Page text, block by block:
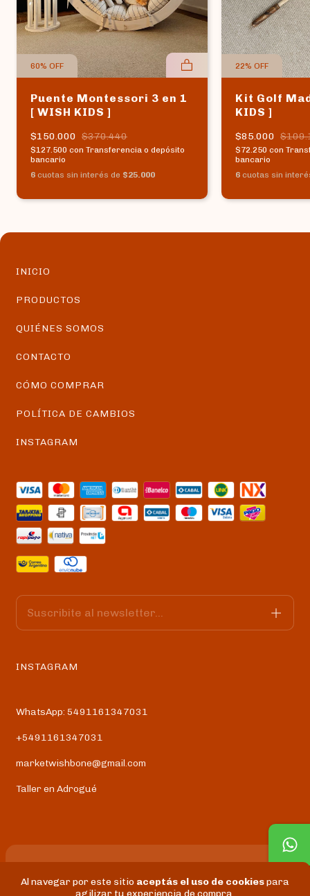
Al navegar por este sitio aceptás el uso de cookiespara
agilizar tu experiencia de compra.
60% OFF
Puente Montessori 3 en 1
[ WISH KIDS ]
$150.000 $370.440
$127.500 con Transferencia o depósito
bancario
6 cuotas sin interés de $25.000
22% OFF
Kit Golf
KIDS ]
$85.000
$72.250 con
bancario
6 cuotas sin
INICIO
PRODUCTOS
QUIÉNES SOMOS
CONTACTO
CÓMO COMPRAR
POLÍTICA DE CAMBIOS
INSTAGRAM
INSTAGRAM
WhatsApp: 5491161347031
+5491161347031
marketwishbone@gmail.com
Taller en Adrogué
Copyright WISHBONE - 2026. Todos los derechos reservados.